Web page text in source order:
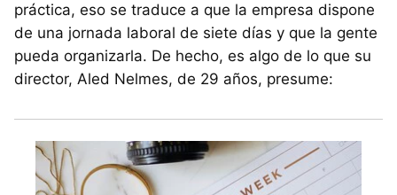
práctica, eso se traduce a que la empresa dispone
de una jornada laboral de siete días y que la gente
pueda organizarla. De hecho, es algo de lo que su
director, Aled Nelmes, de 29 años, presume: